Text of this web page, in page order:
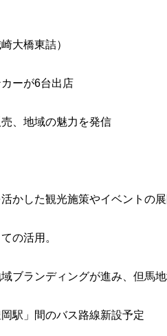
大橋東詰）
ーが6台出店
、地域の魅力を発信
かした観光施策やイベントの
の活用。
ブランディングが進み、但馬
駅」間のバス路線新設予定